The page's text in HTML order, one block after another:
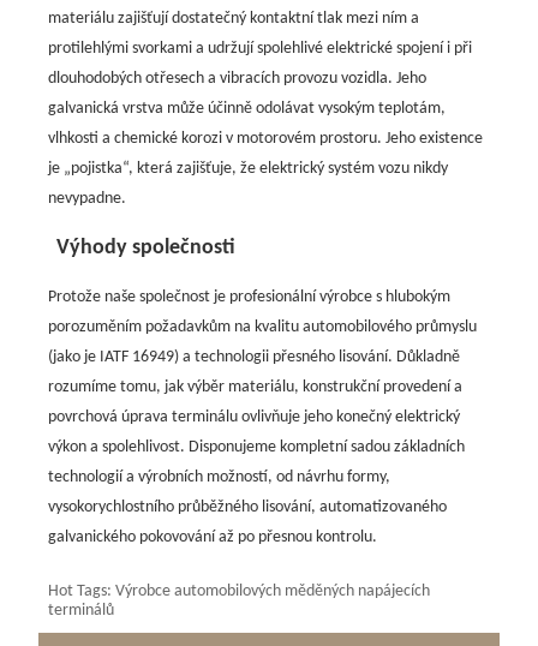
materiálu zajišťují dostatečný kontaktní tlak mezi ním a
protilehlými svorkami a udržují spolehlivé elektrické spojení i při
dlouhodobých otřesech a vibracích provozu vozidla. Jeho
galvanická vrstva může účinně odolávat vysokým teplotám,
vlhkosti a chemické korozi v motorovém prostoru. Jeho existence
je „pojistka“, která zajišťuje, že elektrický systém vozu nikdy
nevypadne.
Výhody společnosti
Protože naše společnost je profesionální výrobce s hlubokým
porozuměním požadavkům na kvalitu automobilového průmyslu
(jako je IATF 16949) a technologii přesného lisování. Důkladně
rozumíme tomu, jak výběr materiálu, konstrukční provedení a
povrchová úprava terminálu ovlivňuje jeho konečný elektrický
výkon a spolehlivost. Disponujeme kompletní sadou základních
technologií a výrobních možností, od návrhu formy,
vysokorychlostního průběžného lisování, automatizovaného
galvanického pokovování až po přesnou kontrolu.
Hot Tags: Výrobce automobilových měděných napájecích
terminálů